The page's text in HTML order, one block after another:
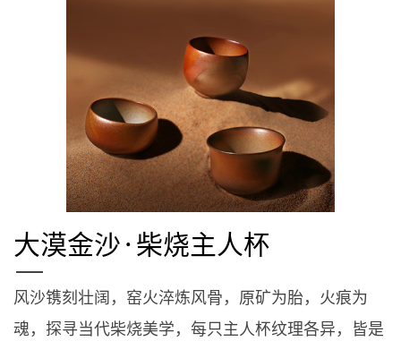
大漠金沙·柴烧主人杯
风沙镌刻壮阔，窑火淬炼风骨，原矿为胎，火痕为
魂，探寻当代柴烧美学，每只主人杯纹理各异，皆是